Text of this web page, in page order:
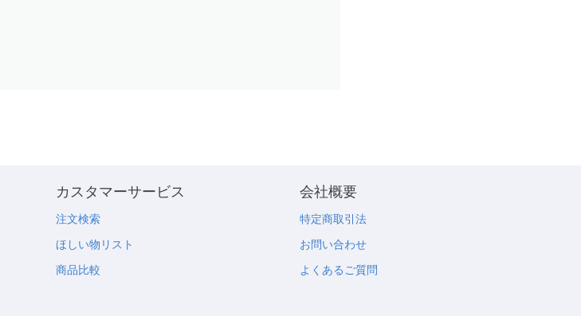
カスタマーサービス
注文検索
ほしい物リスト
商品比較
会社概要
特定商取引法
お問い合わせ
よくあるご質問